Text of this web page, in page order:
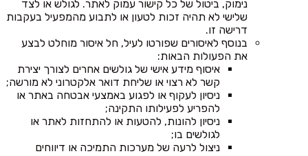
נימוק, ביטול של כל קישור עמוק לאתר. לגולש או לצד
שלישי לא תהיה זכות לטעון או לתבוע מהמפעיל בעקבות
דרישה זו.
בנוסף לאיסורים שפורטו לעיל, חל איסור מוחלט לבצע
את הפעולות הבאות:
איסוף מידע אישי של גולשים אחרים לצורך יצירת
קשר לא רצוי או שליחת דואר אלקטרוני לא מורשה;
ניסיון לעקוף או לפגוע באמצעי אבטחה באתר או
להפריע לפעילותו התקינה;
ניסיון להונות, להטעות או להתחזות לאתר או
לגולשים בו;
ניצול לרעה של מערכות התמיכה או דיווחים